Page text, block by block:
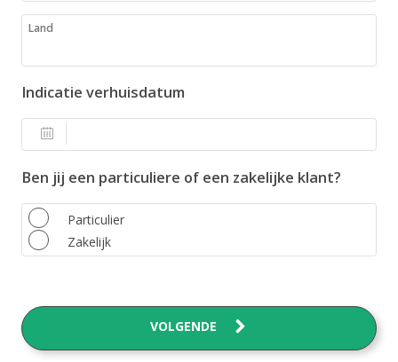
Land
Indicatie verhuisdatum
Ben jij een particuliere of een zakelijke klant?
Particulier
Zakelijk
VOLGENDE